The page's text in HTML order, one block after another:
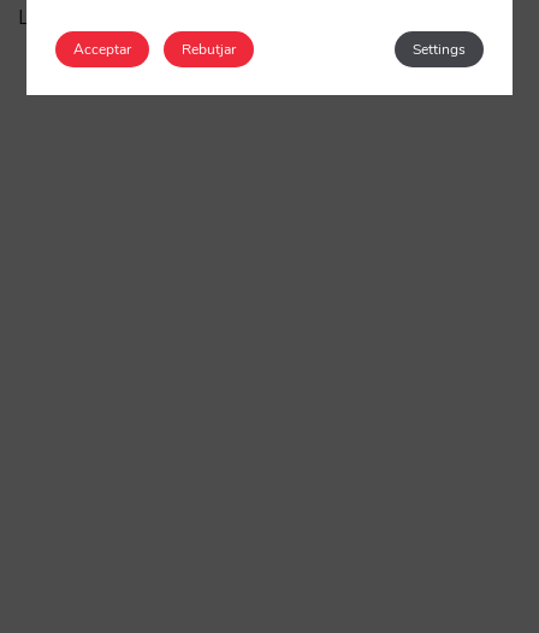
La fi de l’era “Book on Metasearch”
Acceptar Settings
Rebutjar